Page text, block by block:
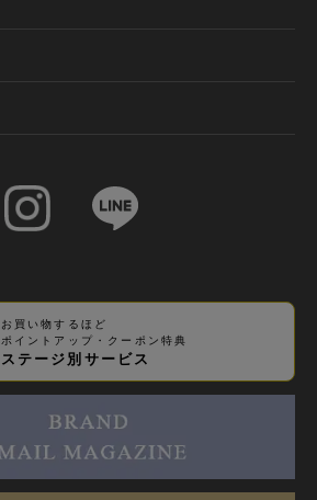
お買い物するほど
ポイントアップ・クーポン特典
ステージ別サービス